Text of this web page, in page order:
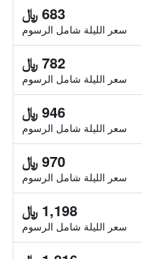
683 ﷼
سعر الليلة شامل الرسوم
782 ﷼
سعر الليلة شامل الرسوم
946 ﷼
سعر الليلة شامل الرسوم
970 ﷼
سعر الليلة شامل الرسوم
1,198 ﷼
سعر الليلة شامل الرسوم